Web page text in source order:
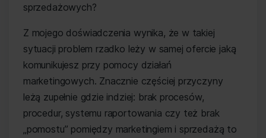
sprzedażowych?
Z mojego doświadczenia wynika, że w takiej
sytuacji problem rzadko leży w samej ofercie jaką
komunikujesz przy pomocy działań
marketingowych. Znacznie częściej przyczyny
leżą zupełnie gdzie indziej: brak procesów,
procedur, systemu raportowania czy też brak
„pomostu” pomiędzy marketingiem i sprzedażą to